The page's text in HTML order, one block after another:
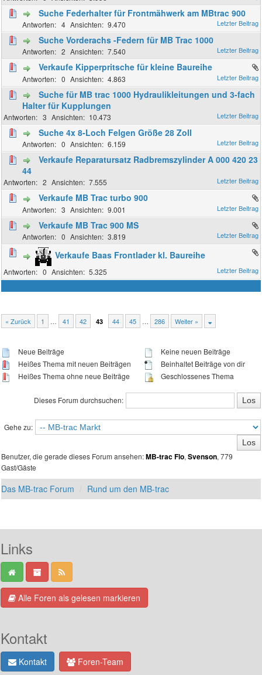
Suche Federhalter für Frontmähwerk am MBtrac 900
4 9.470
Suche Vorderachs -Federn für MB Trac 1000
2 7.540
Verkaufe Kipperpritsche für kleine Baureihe
0 4.863
Suche für MB trac 1000 Hydraulikleitungen und 3-fach
Halter für Kupplungen
3 10.473
Suche 4x 8-Loch Felgen Größe 28 Zoll
0 6.159
Verkaufe Reparatursatz Radbremszylinder A 000 420 23
44
2 7.555
Verkaufe MB Trac turbo 900
3 9.001
Verkaufe MB Trac 900 MS
0 3.819
Verkaufe Baas Frontlader kl. Baureihe
0 5.325
« Zurück 1 … 41 42 43 44 45 … 286 Weiter »
Neue Beiträge
Heißes Thema mit neuen Beiträgen
Heißes Thema ohne neue Beiträge
Keine neuen Beiträge
Beinhaltet Beiträge von dir
Geschlossenes Thema
Dieses Forum durchsuchen:
Gehe zu:
Benutzer, die gerade dieses Forum ansehen:MB-trac Flo,Svenson, 779
Gast/Gäste
Das MB-trac Forum Rund um den MB-trac
Links
Alle Foren als gelesen markieren
Kontakt
Kontakt Foren-Team